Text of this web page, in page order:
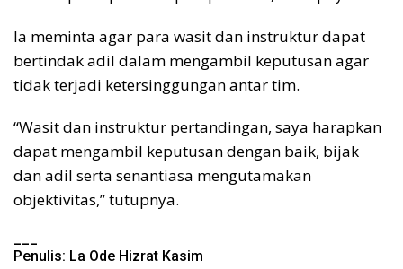
Ia meminta agar para wasit dan instruktur dapat
bertindak adil dalam mengambil keputusan agar
tidak terjadi ketersinggungan antar tim.
“Wasit dan instruktur pertandingan, saya harapkan
dapat mengambil keputusan dengan baik, bijak
dan adil serta senantiasa mengutamakan
objektivitas,” tutupnya.
Penulis: La Ode Hizrat Kasim